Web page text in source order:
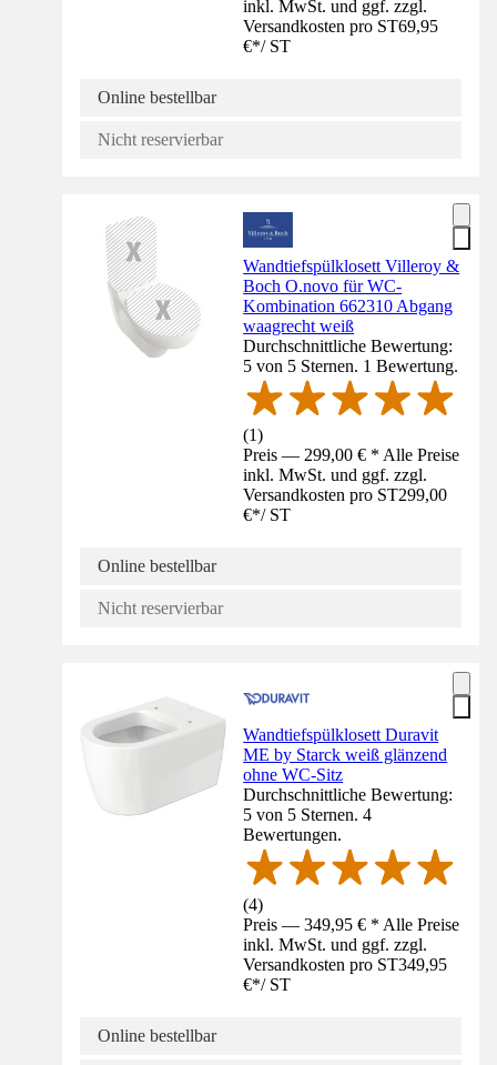
inkl. MwSt. und ggf. zzgl.
Versandkosten pro ST69,95
€*/ ST
Online bestellbar
Nicht reservierbar
Wandtiefspülklosett Villeroy &
Boch O.novo für WC-
Kombination 662310 Abgang
waagrecht weiß
Durchschnittliche Bewertung:
5 von 5 Sternen. 1 Bewertung.
(1)
Preis — 299,00 € * Alle Preise
inkl. MwSt. und ggf. zzgl.
Versandkosten pro ST299,00
€*/ ST
Online bestellbar
Nicht reservierbar
Wandtiefspülklosett Duravit
ME by Starck weiß glänzend
ohne WC-Sitz
Durchschnittliche Bewertung:
5 von 5 Sternen. 4
Bewertungen.
(4)
Preis — 349,95 € * Alle Preise
inkl. MwSt. und ggf. zzgl.
Versandkosten pro ST349,95
€*/ ST
Online bestellbar